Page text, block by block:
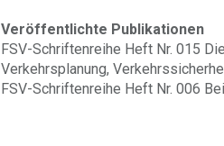
Veröffentlichte Publikationen
FSV-Schriftenreihe Heft Nr. 015
Verkehrsplanung,
FSV-Schriftenreihe Heft Nr. 006